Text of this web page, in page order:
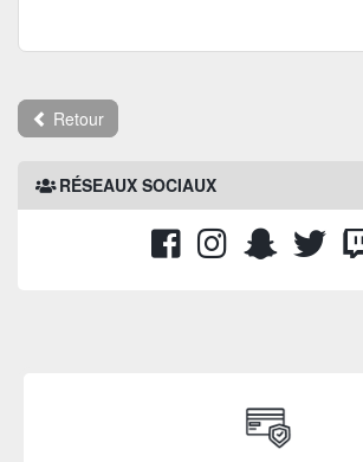
Retour
RÉSEAUX SOCIAUX